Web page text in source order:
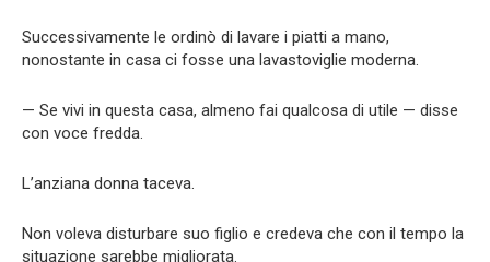
Successivamente le ordinò di lavare i piatti a mano,
nonostante in casa ci fosse una lavastoviglie moderna.
— Se vivi in questa casa, almeno fai qualcosa di utile — disse
con voce fredda.
L’anziana donna taceva.
Non voleva disturbare suo figlio e credeva che con il tempo la
situazione sarebbe migliorata.